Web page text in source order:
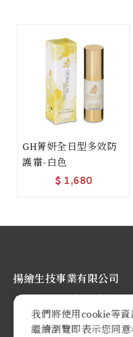
GH菁妍全日型多效防
護霜-白色
$ 1,680
揚繪生技事業有限公司
Add：新北市中和區建八
Tel：886-2-82261234
Fax : 886-2-82261080
我們將使用cookie等資
繼續瀏覽即表示您同意